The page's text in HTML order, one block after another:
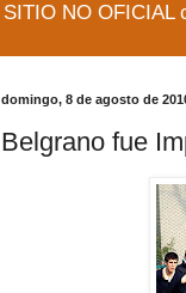
SITIO NO OFICIAL
domingo, 8 de agosto de
Belgrano fue